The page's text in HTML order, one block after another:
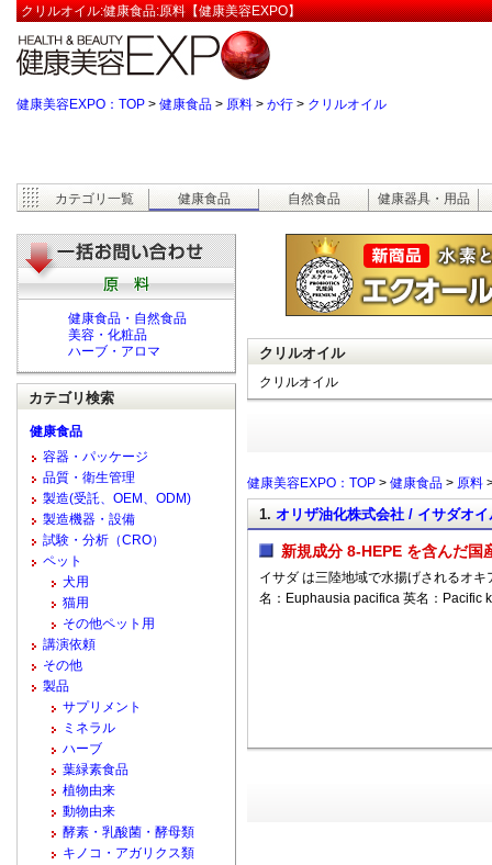
クリルオイル:健康食品:原料【健康美容EXPO】
健康美容EXPO：TOP > 健康食品 > 原料 > か行 > クリルオイル
カテゴリ一覧 健康食品 自然食品 健康器具・用品
クリルオイル
クリルオイル
健康美容EXPO：TOP > 健康食品 > 原料
1. オリザ油化株式会社 / イサダオイ
新規成分 8-HEPE を含んだ国
イサダ は三陸地域で水揚げされるオ
名：Euphausia pacifica 英名：Pacific
健康食品・自然食品
美容・化粧品
ハーブ・アロマ
カテゴリ検索
健康食品
容器・パッケージ
品質・衛生管理
製造(受託、OEM、ODM)
製造機器・設備
試験・分析（CRO）
ペット
犬用
猫用
その他ペット用
講演依頼
その他
製品
サプリメント
ミネラル
ハーブ
葉緑素食品
植物由来
動物由来
酵素・乳酸菌・酵母類
キノコ・アガリクス類